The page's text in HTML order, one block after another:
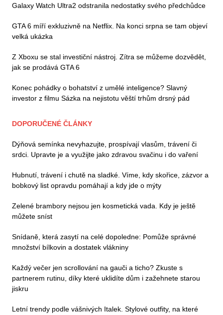
Galaxy Watch Ultra2 odstranila nedostatky svého předchůdce
GTA 6 míří exkluzivně na Netflix. Na konci srpna se tam objeví
velká ukázka
Z Xboxu se stal investiční nástroj. Zítra se můžeme dozvědět,
jak se prodává GTA 6
Konec pohádky o bohatství z umělé inteligence? Slavný
investor z filmu Sázka na nejistotu věští trhům drsný pád
DOPORUČENÉ ČLÁNKY
Dýňová semínka nevyhazujte, prospívají vlasům, trávení či
srdci. Upravte je a využijte jako zdravou svačinu i do vaření
Hubnutí, trávení i chutě na sladké. Víme, kdy skořice, zázvor a
bobkový list opravdu pomáhají a kdy jde o mýty
Zelené brambory nejsou jen kosmetická vada. Kdy je ještě
můžete sníst
Snídaně, která zasytí na celé dopoledne: Pomůže správné
množství bílkovin a dostatek vlákniny
Každý večer jen scrollování na gauči a ticho? Zkuste s
partnerem rutinu, díky které uklidíte dům i zažehnete starou
jiskru
Letní trendy podle vášnivých Italek. Stylové outfity, na které